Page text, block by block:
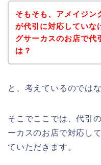
そもそも、アメイジン
が代引に対応していな
グサーカスのお店で代
は？
と、考えているのでは
そこでここでは、代引
ーカスのお店で対応し
ていただきます。